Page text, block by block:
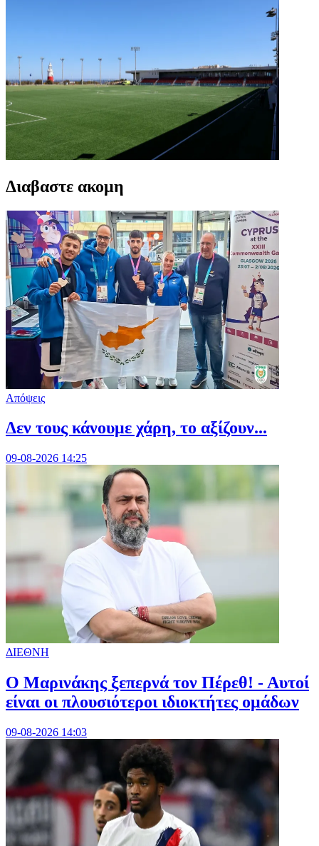
Διαβαστε ακομη
Απόψεις
Δεν τους κάνουμε χάρη, το αξίζουν...
09-08-2026 14:25
ΔΙΕΘΝΗ
Ο Μαρινάκης ξεπερνά τον Πέρεθ! - Αυτοί
είναι οι πλουσιότεροι ιδιοκτήτες ομάδων
09-08-2026 14:03